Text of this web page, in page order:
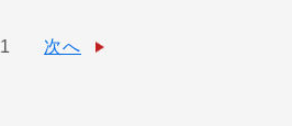
1 次へ